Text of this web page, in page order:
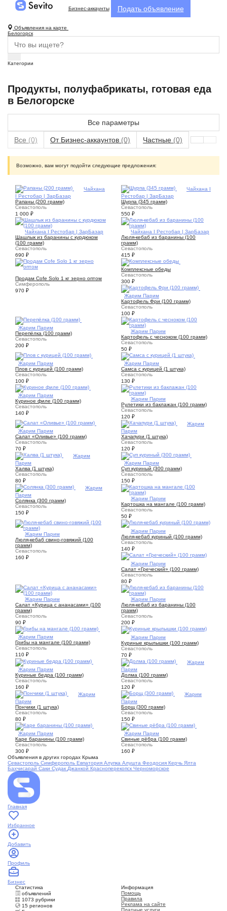
Бизнес-аккаунты Подать объявление
Объявления на карте
Белогорск
Категории
Продукты, полуфабрикаты, готовая еда
в Белогорске
Все параметры
Все (0) От Бизнес-аккаунтов (0) Частные (0)
Возможно, вам могут подойти следующие предложения:
Чайхана
I Рестобар | ЗарБазар
Рапаны (200 грамм)
Севастополь
1 000 ₽
Чайхана I
Рестобар | ЗарБазар
Шурпа (345 грамм)
Севастополь
550 ₽
Чайхана I Рестобар | ЗарБазар
Шашлык из баранины с курдюком
(100 грамм)
Севастополь
690 ₽
Чайхана I Рестобар | ЗарБазар
Люля-кебаб из баранины (100
грамм)
Севастополь
415 ₽
Продам Cofe Solo 1 кг зерно оптом
Симферополь
970 ₽
Комплексные обеды
Севастополь
300 ₽
Жарим Парим
Картофель Фри (100 грамм)
Севастополь
100 ₽
Жарим Парим
Перепёлка (100 грамм)
Севастополь
200 ₽
Жарим Парим
Картофель с чесноком (100 грамм)
Севастополь
50 ₽
Жарим Парим
Плов с курицей (100 грамм)
Севастополь
100 ₽
Жарим Парим
Самса с курицей (1 штука)
Севастополь
130 ₽
Жарим Парим
Куриное филе (100 грамм)
Севастополь
140 ₽
Жарим Парим
Рулетики из баклажан (100 грамм)
Севастополь
120 ₽
Жарим Парим
Салат «Оливье» (100 грамм)
Севастополь
70 ₽
Жарим
Парим
Хачапури (1 штука)
Севастополь
120 ₽
Жарим
Парим
Халва (1 штука)
Севастополь
80 ₽
Жарим Парим
Суп куриный (300 грамм)
Севастополь
150 ₽
Жарим
Парим
Солянка (300 грамм)
Севастополь
150 ₽
Жарим Парим
Картошка на мангале (100 грамм)
Севастополь
50 ₽
Жарим Парим
Люля-кебаб свино-говяжий (100
грамм)
Севастополь
160 ₽
Жарим Парим
Люля-кебаб куриный (100 грамм)
Севастополь
140 ₽
Жарим Парим
Салат «Греческий» (100 грамм)
Севастополь
80 ₽
Жарим Парим
Салат «Курица с ананасами» (100
грамм)
Севастополь
90 ₽
Жарим Парим
Люля-кебаб из баранины (100
грамм)
Севастополь
200 ₽
Жарим Парим
Грибы на мангале (100 грамм)
Севастополь
110 ₽
Жарим Парим
Куриные крылышки (100 грамм)
Севастополь
70 ₽
Жарим Парим
Куриные бедра (100 грамм)
Севастополь
160 ₽
Жарим
Парим
Долма (100 грамм)
Севастополь
120 ₽
Жарим
Парим
Пончики (1 штука)
Севастополь
80 ₽
Жарим
Парим
Борщ (300 грамм)
Севастополь
150 ₽
Жарим Парим
Каре баранины (100 грамм)
Севастополь
300 ₽
Жарим Парим
Свиные рёбра (100 грамм)
Севастополь
160 ₽
Объявления в других городах Крыма
Севастополь Симферополь Евпатория Алупка Алушта Феодосия Керчь Ялта
Бахчисарай Саки Судак Джанкой Красноперекопск Черноморское
Главная
Избранное
Добавить
Профиль
Бизнес
Статистика
объявлений
1073 рубрики
15 регионов
Информация
Помощь
Правила
Реклама на сайте
Платные услуги